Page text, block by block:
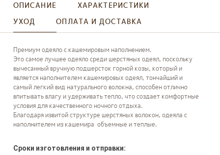
ОПИСАНИЕ
ХАРАКТЕРИСТИКИ
УХОД
ОПЛАТА И ДОСТАВКА
Премиум одеяло с кашемировым наполнением.
Это самое лучшее одеяло среди шерстяных одеял, поскольку
вычесанный вручную подшерсток горной козы, который и
является наполнителем кашемировых одеял, тончайший и
самый легкий вид натурального волокна, способен отлично
впитывать влагу и удерживать тепло, что создает комфортные
условия для качественного ночного отдыха.
Благодаря извитой структуре шерстяных волокон, одеяла с
наполнителем из кашемира объемные и теплые.
Сроки изготовления и отправки: